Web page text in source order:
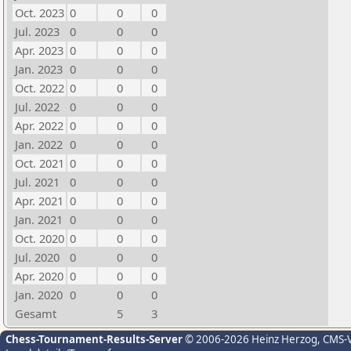
Oct. 2023 0 0
0
Jul. 2023
0 0
0
Apr. 2023 0 0
0
Jan. 2023 0 0
0
Oct. 2022 0 0
0
Jul. 2022
0 0
0
Apr. 2022 0 0
0
Jan. 2022 0 0
0
Oct. 2021 0 0
0
Jul. 2021
0 0
0
Apr. 2021 0 0
0
Jan. 2021 0 0
0
Oct. 2020 0 0
0
Jul. 2020
0 0
0
Apr. 2020 0 0
0
Jan. 2020 0 0
0
Gesamt
5 3
Chess-Tournament-Results-Server© 2006-2026 Heinz Herzog,